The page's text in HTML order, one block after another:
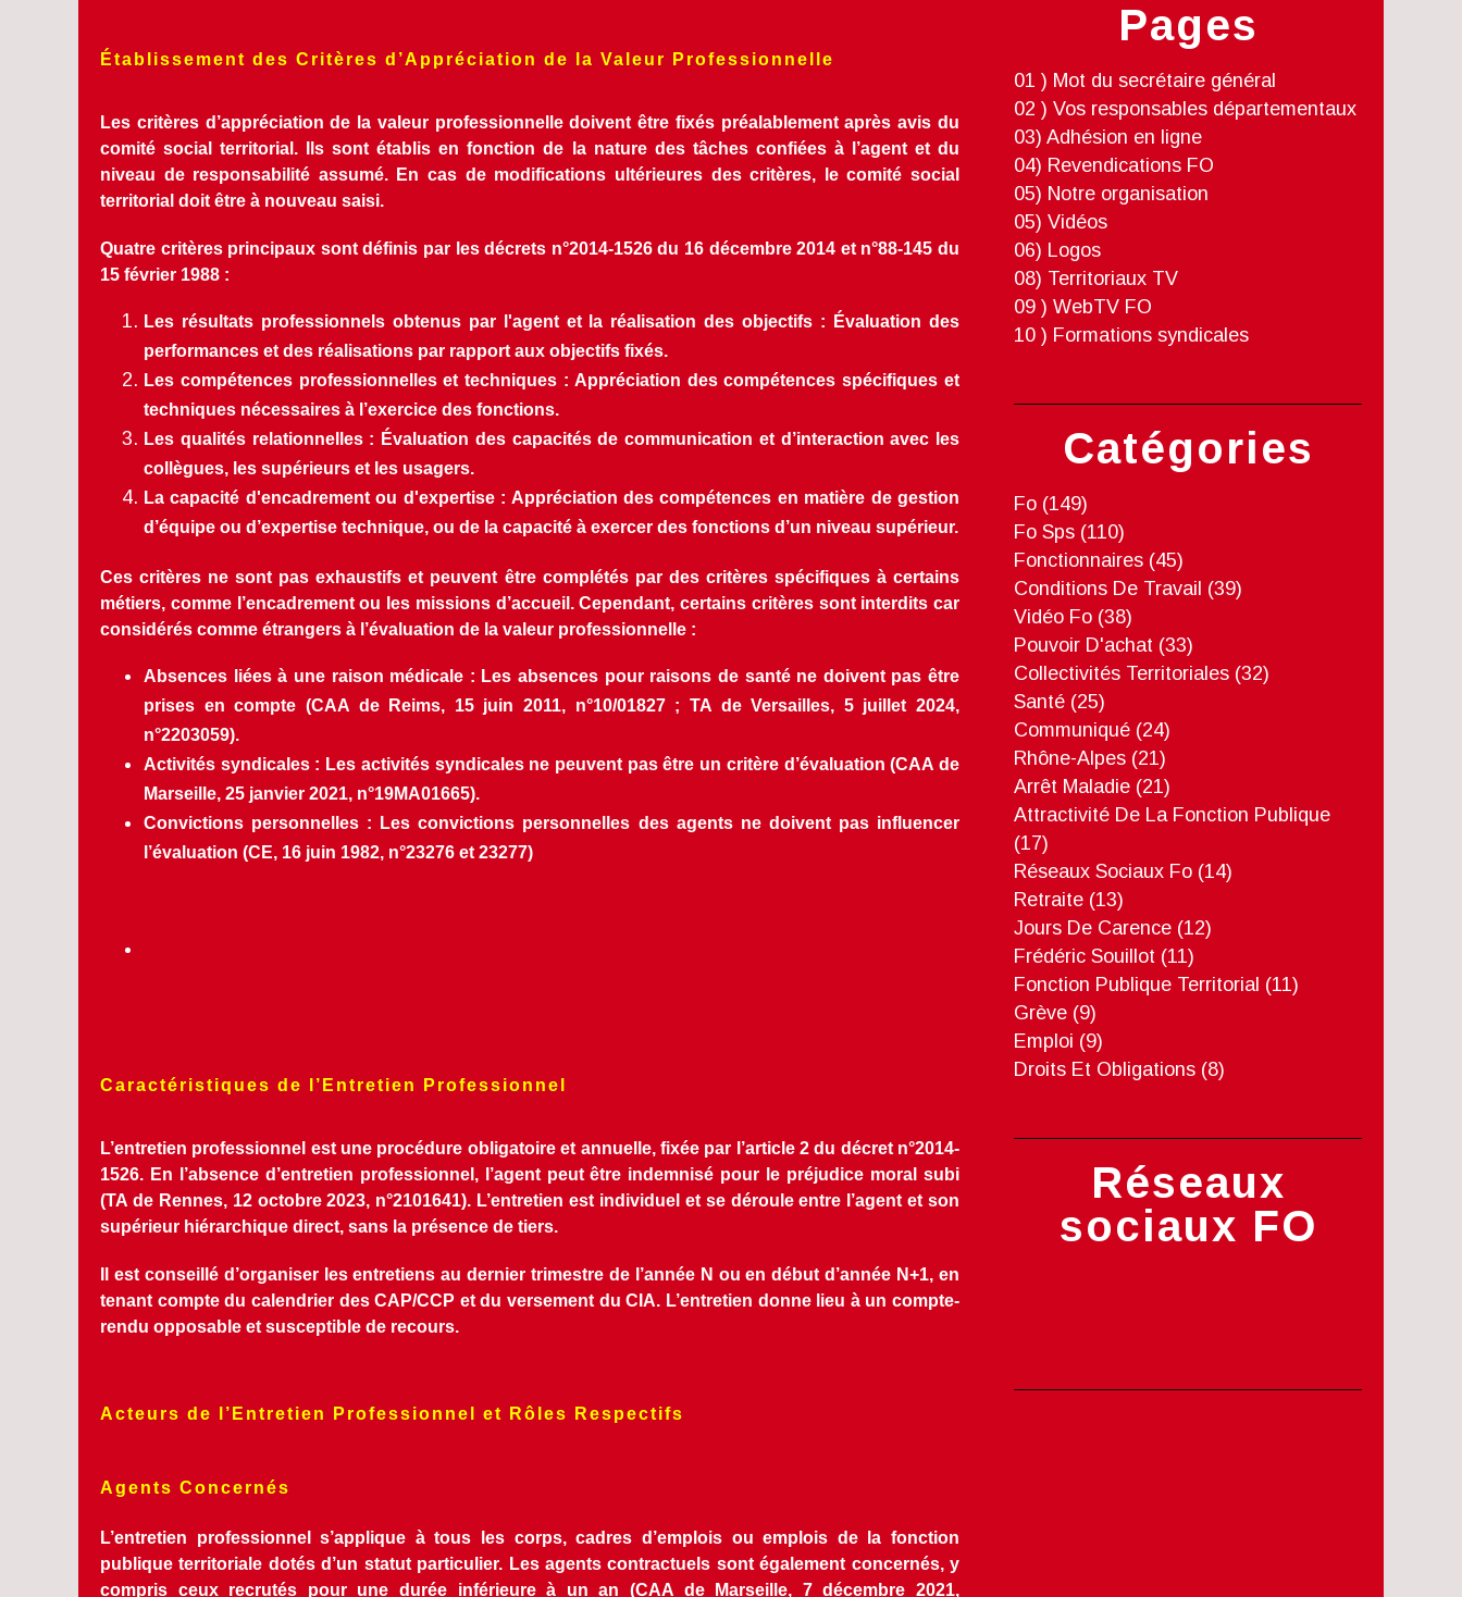
Établissement des Critères d’Appréciation de la Valeur Professionnelle
Les critères d’appréciation de la valeur professionnelle doivent être fixés préalablement après avis du
comité social territorial. Ils sont établis en fonction de la nature des tâches confiées à l’agent et du
niveau de responsabilité assumé. En cas de modifications ultérieures des critères, le comité social
territorial doit être à nouveau saisi.
Quatre critères principaux sont définis par les décrets n°2014-1526 du 16 décembre 2014 et n°88-145 du
15 février 1988 :
Les résultats professionnels obtenus par l'agent et la réalisation des objectifs : Évaluation des
performances et des réalisations par rapport aux objectifs fixés.
Les compétences professionnelles et techniques : Appréciation des compétences spécifiques et
techniques nécessaires à l’exercice des fonctions.
Les qualités relationnelles : Évaluation des capacités de communication et d’interaction avec les
collègues, les supérieurs et les usagers.
La capacité d'encadrement ou d'expertise : Appréciation des compétences en matière de gestion
d’équipe ou d’expertise technique, ou de la capacité à exercer des fonctions d’un niveau supérieur.
Ces critères ne sont pas exhaustifs et peuvent être complétés par des critères spécifiques à certains
métiers, comme l’encadrement ou les missions d’accueil. Cependant, certains critères sont interdits car
considérés comme étrangers à l’évaluation de la valeur professionnelle :
Absences liées à une raison médicale : Les absences pour raisons de santé ne doivent pas être
prises en compte (CAA de Reims, 15 juin 2011, n°10/01827 ; TA de Versailles, 5 juillet 2024,
n°2203059).
Activités syndicales : Les activités syndicales ne peuvent pas être un critère d’évaluation (CAA de
Marseille, 25 janvier 2021, n°19MA01665).
Convictions personnelles : Les convictions personnelles des agents ne doivent pas influencer
l’évaluation (CE, 16 juin 1982, n°23276 et 23277)
Caractéristiques de l’Entretien Professionnel
L’entretien professionnel est une procédure obligatoire et annuelle, fixée par l’article 2 du décret n°2014-
1526. En l’absence d’entretien professionnel, l’agent peut être indemnisé pour le préjudice moral subi
(TA de Rennes, 12 octobre 2023, n°2101641). L’entretien est individuel et se déroule entre l’agent et son
supérieur hiérarchique direct, sans la présence de tiers.
Il est conseillé d’organiser les entretiens au dernier trimestre de l’année N ou en début d’année N+1, en
tenant compte du calendrier des CAP/CCP et du versement du CIA. L’entretien donne lieu à un compte-
rendu opposable et susceptible de recours.
Acteurs de l’Entretien Professionnel et Rôles Respectifs
Agents Concernés
L’entretien professionnel s’applique à tous les corps, cadres d’emplois ou emplois de la fonction
publique territoriale dotés d’un statut particulier. Les agents contractuels sont également concernés, y
compris ceux recrutés pour une durée inférieure à un an (CAA de Marseille, 7 décembre 2021,
Catégories
Fo (149)
Fo Sps (110)
Fonctionnaires (45)
Conditions De Travail (39)
Vidéo Fo (38)
Pouvoir D'achat (33)
Collectivités Territoriales (32)
Santé (25)
Communiqué (24)
Rhône-Alpes (21)
Arrêt Maladie (21)
Attractivité De La Fonction Publique
(17)
Réseaux Sociaux Fo (14)
Retraite (13)
Jours De Carence (12)
Frédéric Souillot (11)
Fonction Publique Territorial (11)
Grève (9)
Emploi (9)
Droits Et Obligations (8)
Pages
01 ) Mot du secrétaire général
02 ) Vos responsables départementaux
03) Adhésion en ligne
04) Revendications FO
05) Notre organisation
05) Vidéos
06) Logos
08) Territoriaux TV
09 ) WebTV FO
10 ) Formations syndicales
Réseaux
sociaux FO